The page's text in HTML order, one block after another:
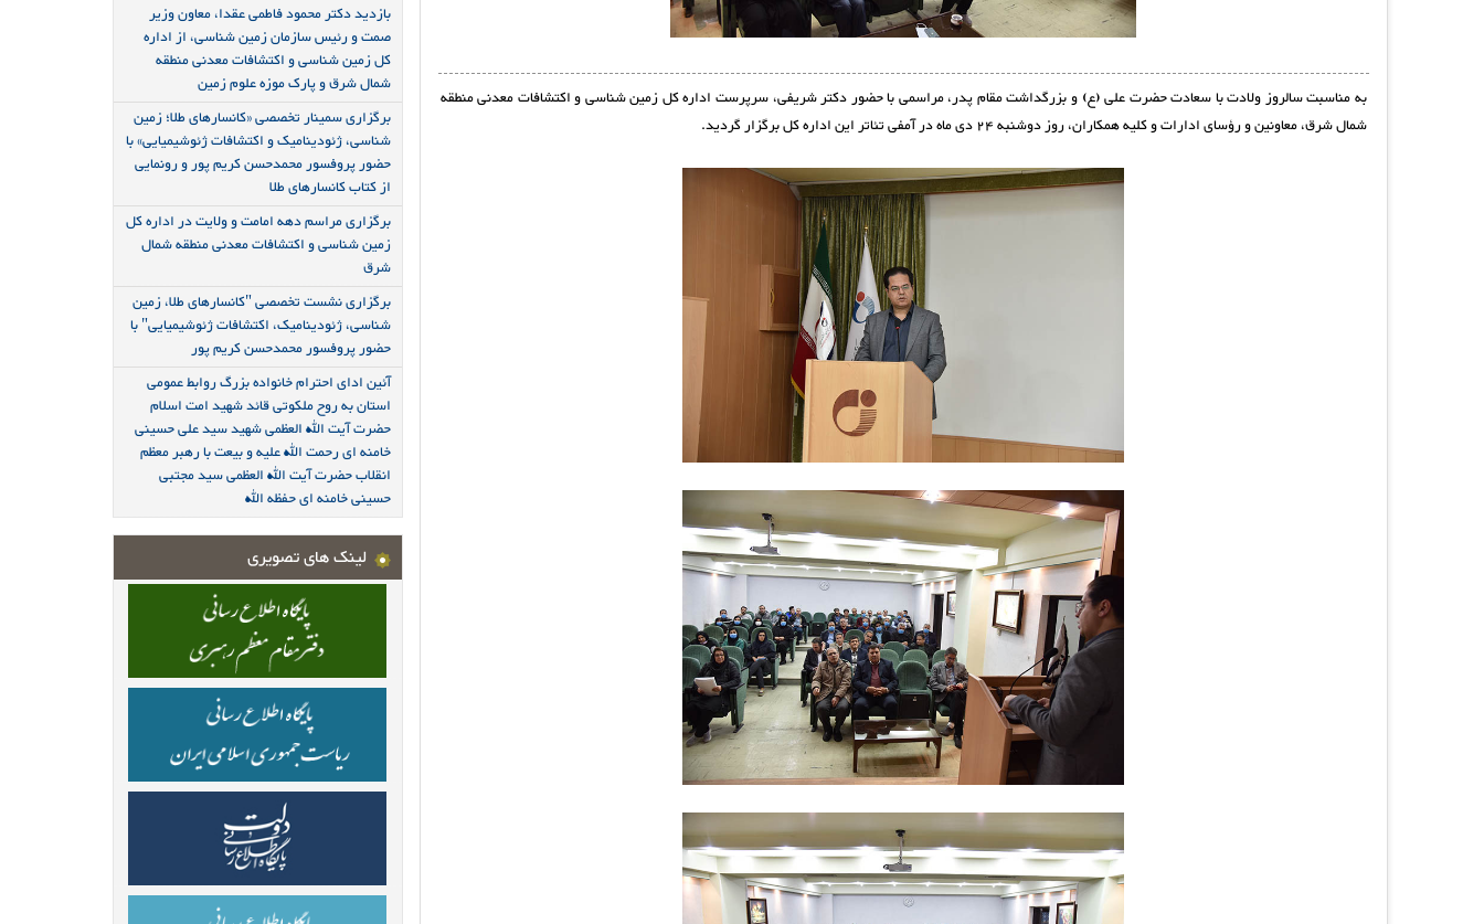
به مناسبت سالروز ولادت با سعادت حضرت علی (ع) و بزرگداشت مقام پدر، مراسمی با حضور دکتر شریفی، سرپرست اداره کل زمین شناسی و اکتشافات معدنی منطقه
شمال شرق، معاونین و رؤسای ادارات و کلیه همکاران، روز دوشنبه 24 دی ماه در آمفی تئاتر این اداره کل برگزار گردید.
بازدید دکتر محمود فاطمی عقدا، معاون وزیر
صمت و رئیس سازمان زمین شناسی، از اداره
کل زمین شناسی و اکتشافات معدنی منطقه
شمال شرق و پارک موزه علوم زمین
برگزاری سمینار تخصصی «کانسارهای طلا؛ زمین
شناسی، ژئودینامیک و اکتشافات ژئوشیمیایی» با
حضور پروفسور محمدحسن کریم پور و رونمایی
از کتاب کانسارهای طلا
برگزاری مراسم دهه امامت و ولایت در اداره کل
زمین شناسی و اکتشافات معدنی منطقه شمال
شرق
برگزاری نشست تخصصی "کانسارهای طلا، زمین
شناسی، ژئودینامیک، اکتشافات ژئوشیمیایی" با
حضور پروفسور محمدحسن کریم پور
آئین ادای احترام خانواده بزرگ روابط عمومی
استان به روح ملکوتی قائد شهید امت اسلام
حضرت آیت الله العظمی شهید سید علی حسینی
خامنه ای رحمت الله علیه و بیعت با رهبر معظم
انقلاب حضرت آیت الله العظمی سید مجتبی
حسینی خامنه ای حفظه الله
لینک های تصویری